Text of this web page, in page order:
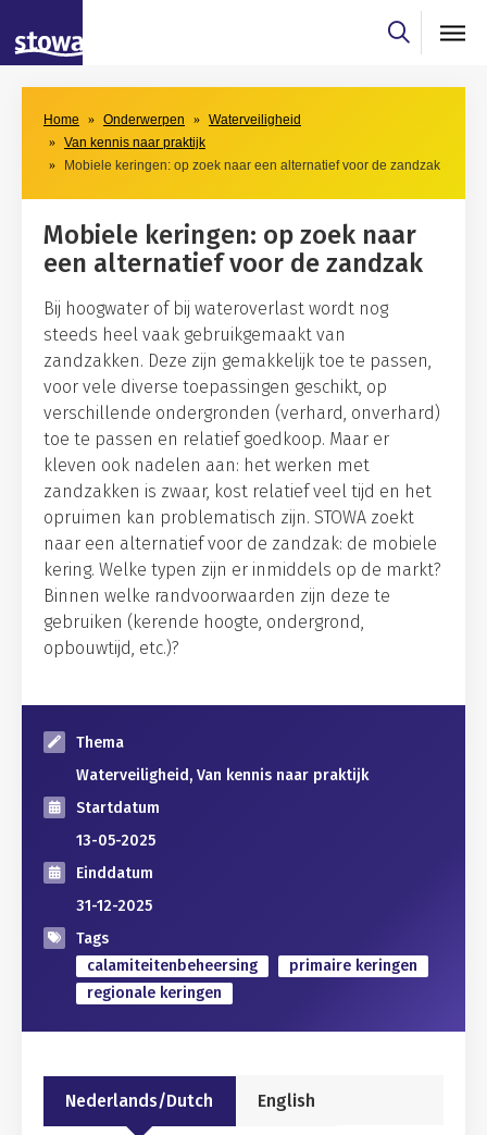
Skip to main content
Skip to main nav
Home Onderwerpen
Waterveiligheid
Van kennis naar praktijk
Mobiele keringen: op zoek naar een alternatief voor de zandzak
Mobiele keringen: op zoek naar
een alternatief voor de zandzak
Bij hoogwater of bij wateroverlast wordt nog
steeds heel vaak gebruikgemaakt van
zandzakken. Deze zijn gemakkelijk toe te passen,
voor vele diverse toepassingen geschikt, op
verschillende ondergronden (verhard, onverhard)
toe te passen en relatief goedkoop. Maar er
kleven ook nadelen aan: het werken met
zandzakken is zwaar, kost relatief veel tijd en het
opruimen kan problematisch zijn. STOWA zoekt
naar een alternatief voor de zandzak: de mobiele
kering. Welke typen zijn er inmiddels op de markt?
Binnen welke randvoorwaarden zijn deze te
gebruiken (kerende hoogte, ondergrond,
opbouwtijd, etc.)?
Thema
Waterveiligheid, Van kennis naar praktijk
Startdatum
13-05-2025
Einddatum
31-12-2025
Tags
calamiteitenbeheersing
primaire keringen
regionale keringen
Nederlands/Dutch English